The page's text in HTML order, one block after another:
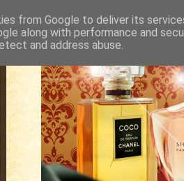
from Google to deliver its
along with performance and
and address abuse.